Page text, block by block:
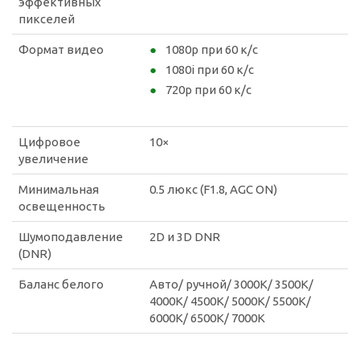
пикселей
Формат видео
1080p при 60 к/с
1080i при 60 к/с
720p при 60 к/с
Цифровое
увеличение
10×
Минимальная
освещенность
0.5 люкс (F1.8, AGC ON)
Шумоподавление
(DNR)
2D и 3D DNR
Баланс белого
Авто/ ручной/ 3000K/ 3500K/
4000K/ 4500K/ 5000K/ 5500K/
6000K/ 6500K/ 7000K